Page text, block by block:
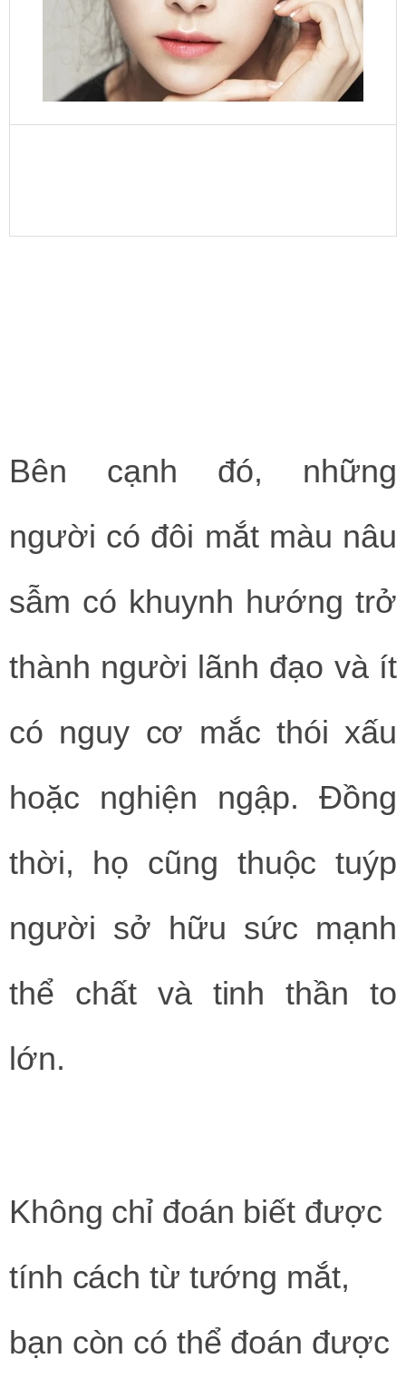
Bên cạnh đó, những
người có đôi mắt màu nâu
sẫm có khuynh hướng trở
thành người lãnh đạo và ít
có nguy cơ mắc thói xấu
hoặc nghiện ngập. Đồng
thời, họ cũng thuộc tuýp
người sở hữu sức mạnh
thể chất và tinh thần to
lớn.
Không chỉ đoán biết được
tính cách từ tướng mắt,
bạn còn có thể đoán được